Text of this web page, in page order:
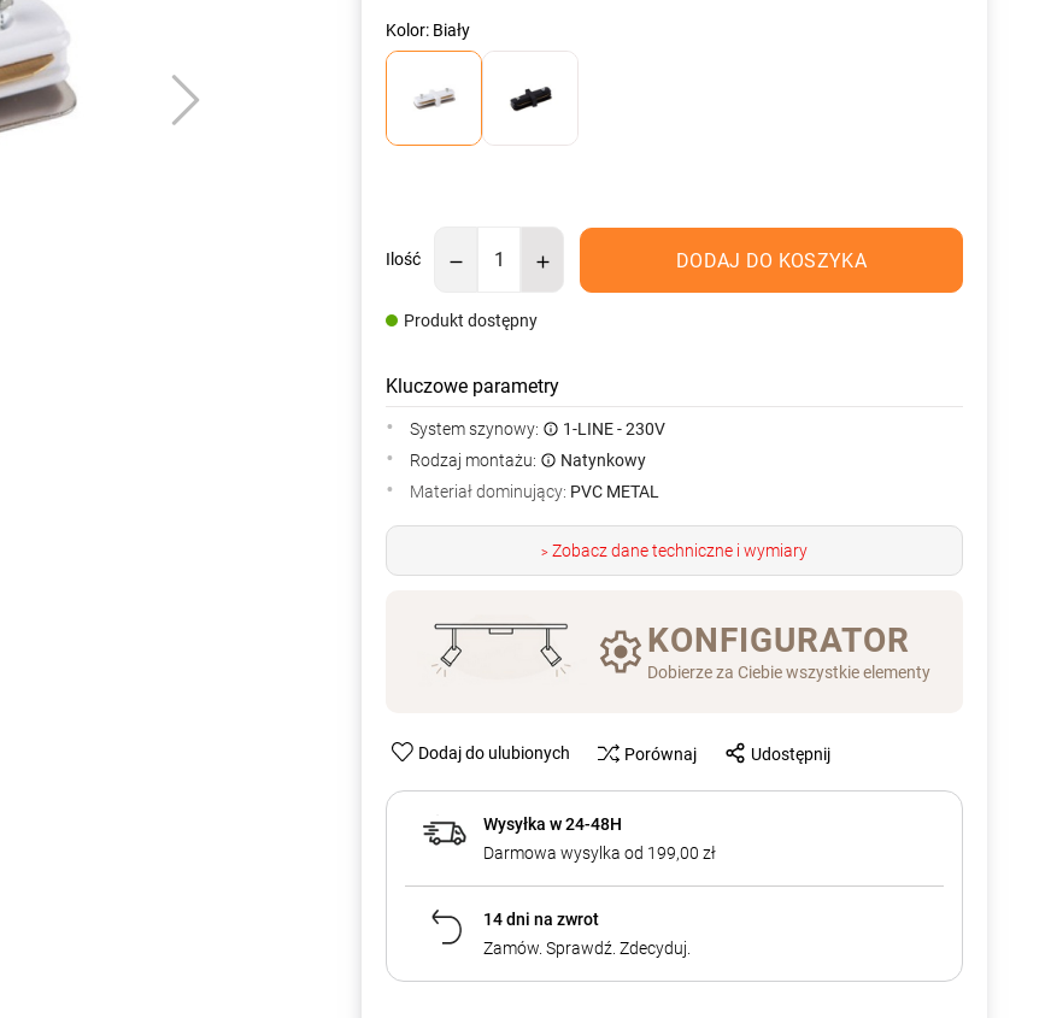
Kolor: Biały
Ilość DODAJ DO KOSZYKA
Produkt dostępny
Kluczowe parametry
System szynowy:
1-LINE - 230V
Rodzaj montażu:
Natynkowy
Materiał dominujący: PVC METAL
> Zobacz dane techniczne i wymiary
KONFIGURATOR
Dobierze za Ciebie wszystkie elementy
Dodaj do ulubionych Porównaj Udostępnij
Wysyłka w 24-48H
Darmowa wysylka od 199,00 zł
14 dni na zwrot
Zamów. Sprawdź. Zdecyduj.